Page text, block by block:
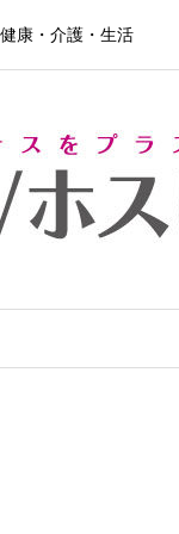
健康・介護・生活